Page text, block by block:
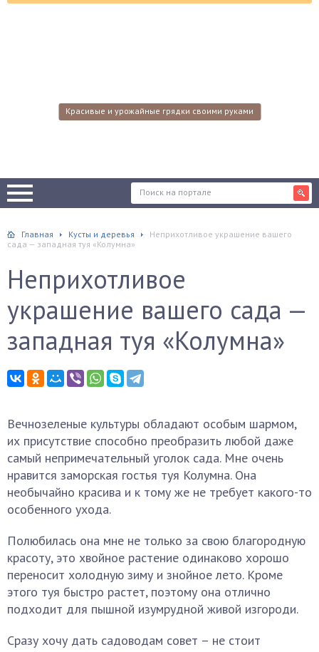
Красивые и урожайные грядки своими руками
Главная Кусты и деревья
Неприхотливое украшение вашего
сада — западная туя «Колумна»
Неприхотливое
украшение вашего сада —
западная туя «Колумна»
Вечнозеленые культуры обладают особым шармом,
их присутствие способно преобразить любой даже
самый непримечательный уголок сада. Мне очень
нравится заморская гостья туя Колумна. Она
необычайно красива и к тому же не требует какого-то
особенного ухода.
Полюбилась она мне не только за свою благородную
красоту, это хвойное растение одинаково хорошо
переносит холодную зиму и знойное лето. Кроме
этого туя быстро растет, поэтому она отлично
подходит для пышной изумрудной живой изгороди.
Сразу хочу дать садоводам совет – не стоит